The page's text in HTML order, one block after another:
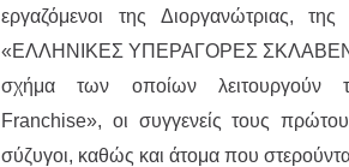
εργαζόμενοι της Διοργανώτριας, της
«ΕΛΛΗΝΙΚΕΣ ΥΠΕΡΑΓΟΡΕΣ
σχήμα των οποίων λειτουργούν
Franchise», οι συγγενείς τους
σύζυγοι, καθώς και άτομα που